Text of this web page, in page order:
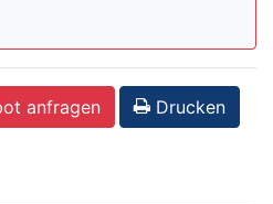
anfragen Drucken